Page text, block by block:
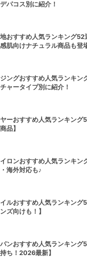
パコス別に紹介！
おすすめ人気ランキング52
肌向けナチュラル商品も登
ングおすすめ人気ランキン
ャータイプ別に紹介！
ヤーおすすめ人気ランキング
品】
ロンおすすめ人気ランキン
海外対応も♪
ルおすすめ人気ランキング
ズ向けも！】
ンおすすめ人気ランキング
ち！2026最新】